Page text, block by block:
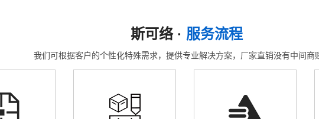
斯可络 · 服务流程
我们可根据客户的个性化特殊需求，提供专业解决方案，厂家直销没有中间商